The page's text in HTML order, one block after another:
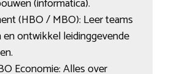
(informatica).
(HBO / MBO): Leer teams
en ontwikkel leidinggevende
Economie: Alles over